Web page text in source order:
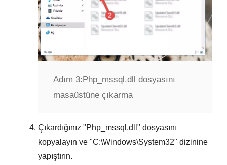
Adım 3:Php_mssql.dll dosyasını
masaüstüne çıkarma
Çıkardığınız "Php_mssql.dll " dosyasını
kopyalayın ve "C:\Windows\System32" dizinine
yapıştırın.